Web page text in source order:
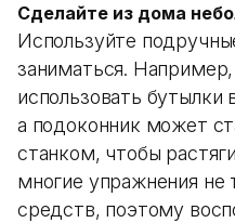
Сделайте из дома
Используйте
заниматься.
использовать бутылки
а подоконник может
станком, чтобы
многие упражнения не
средств, поэтому